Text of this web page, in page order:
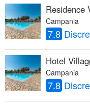
Residence
Campania
7.8
Hotel
Campania
7.8